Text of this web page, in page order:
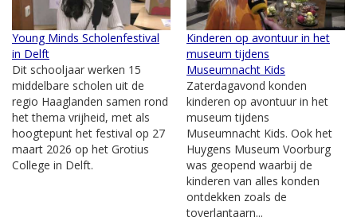
Young Minds Scholenfestival
in Delft
Dit schooljaar werken 15
middelbare scholen uit de
regio Haaglanden samen rond
het thema vrijheid, met als
hoogtepunt het festival op 27
maart 2026 op het Grotius
College in Delft.
Kinderen op avontuur in het
museum tijdens
Museumnacht Kids
Zaterdagavond konden
kinderen op avontuur in het
museum tijdens
Museumnacht Kids. Ook het
Huygens Museum Voorburg
was geopend waarbij de
kinderen van alles konden
ontdekken zoals de
toverlantaarn...